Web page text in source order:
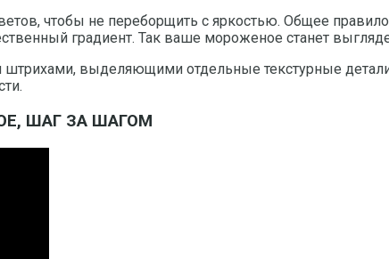
чтобы не переборщить с яркостью. Общее
градиент. Так ваше мороженое станет
выделяющими отдельные текстурные
ШАГ ЗА ШАГОМ